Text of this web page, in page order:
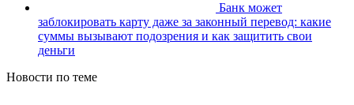
Банк может
заблокировать карту даже за законный перевод: какие
суммы вызывают подозрения и как защитить свои
деньги
Новости по теме